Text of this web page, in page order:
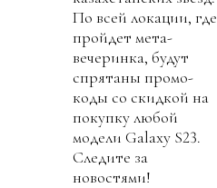
По всей локации, где
пройдет мета-
вечеринка, будут
спрятаны промо-
коды со скидкой на
покупку любой
модели Galaxy S23.
Следите за
новостями!